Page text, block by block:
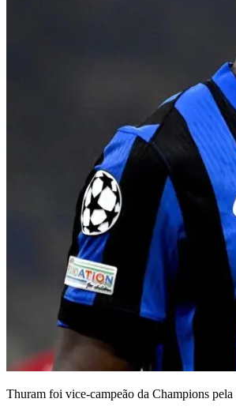
Thuram foi vice-campeão da Champions